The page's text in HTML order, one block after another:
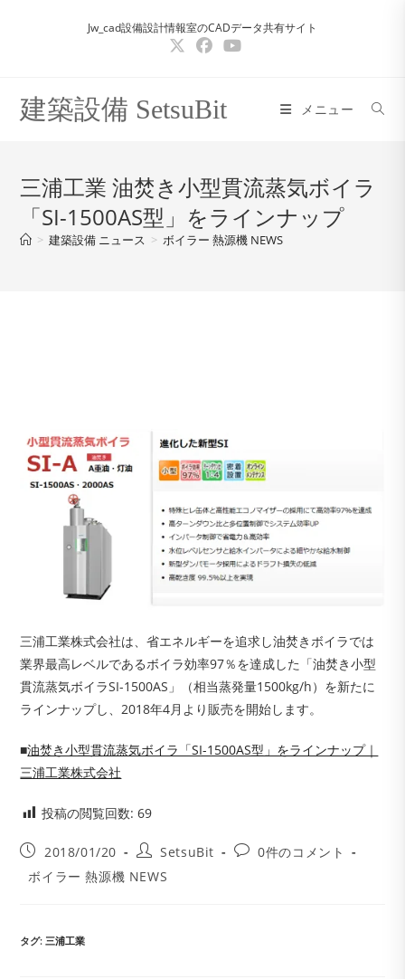
Jw_cad設備設計情報室のCADデータ共有サイト
建築設備 SetsuBit メニュー
三浦工業 油焚き小型貫流蒸気ボイラ
「SI-1500AS型」をラインナップ
> 建築設備 ニュース > ボイラー 熱源機 NEWS
三浦工業株式会社は、省エネルギーを追求し油焚きボイラでは
業界最高レベルであるボイラ効率97％を達成した「油焚き小型
貫流蒸気ボイラSI-1500AS」（相当蒸発量1500kg/h）を新たに
ラインナップし、2018年4月より販売を開始します。
■油焚き小型貫流蒸気ボイラ「SI-1500AS型」をラインナップ｜
三浦工業株式会社
投稿の閲覧回数: 69
投
公
2018/01/20
投
者:
SetsuBit
投
0件のコメント
投
ゴ
ボイラー 熱源機 NEWS
タグ: 三浦工業